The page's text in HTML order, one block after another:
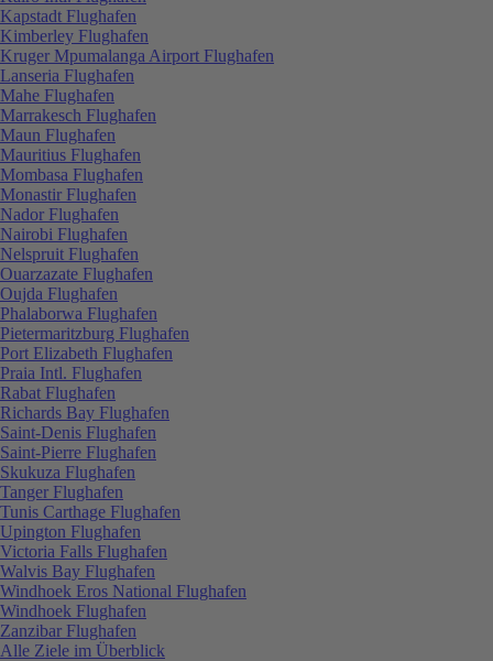
Kapstadt Flughafen
Kimberley Flughafen
Kruger Mpumalanga Airport Flughafen
Lanseria Flughafen
Mahe Flughafen
Marrakesch Flughafen
Maun Flughafen
Mauritius Flughafen
Mombasa Flughafen
Monastir Flughafen
Nador Flughafen
Nairobi Flughafen
Nelspruit Flughafen
Ouarzazate Flughafen
Oujda Flughafen
Phalaborwa Flughafen
Pietermaritzburg Flughafen
Port Elizabeth Flughafen
Praia Intl. Flughafen
Rabat Flughafen
Richards Bay Flughafen
Saint-Denis Flughafen
Saint-Pierre Flughafen
Skukuza Flughafen
Tanger Flughafen
Tunis Carthage Flughafen
Upington Flughafen
Victoria Falls Flughafen
Walvis Bay Flughafen
Windhoek Eros National Flughafen
Windhoek Flughafen
Zanzibar Flughafen
Alle Ziele im Überblick